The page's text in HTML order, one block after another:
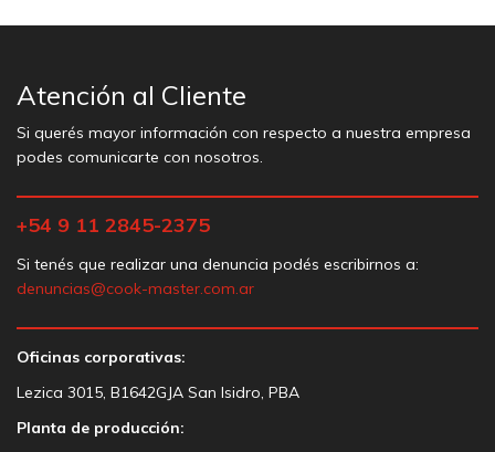
Atención al Cliente
Si querés mayor información con respecto a nuestra empresa
podes comunicarte con nosotros.
+54 9 11 2845-2375
Si tenés que realizar una denuncia podés escribirnos a:
denuncias@cook-master.com.ar
Oficinas corporativas:
Lezica 3015, B1642GJA San Isidro, PBA
Planta de producción: